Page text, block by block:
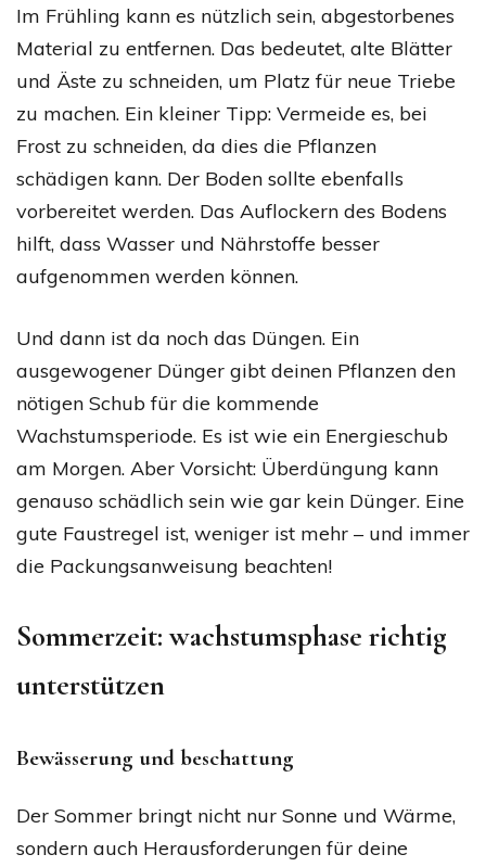
Im Frühling kann es nützlich sein, abgestorbenes
Material zu entfernen. Das bedeutet, alte Blätter
und Äste zu schneiden, um Platz für neue Triebe
zu machen. Ein kleiner Tipp: Vermeide es, bei
Frost zu schneiden, da dies die Pflanzen
schädigen kann. Der Boden sollte ebenfalls
vorbereitet werden. Das Auflockern des Bodens
hilft, dass Wasser und Nährstoffe besser
aufgenommen werden können.
Und dann ist da noch das Düngen. Ein
ausgewogener Dünger gibt deinen Pflanzen den
nötigen Schub für die kommende
Wachstumsperiode. Es ist wie ein Energieschub
am Morgen. Aber Vorsicht: Überdüngung kann
genauso schädlich sein wie gar kein Dünger. Eine
gute Faustregel ist, weniger ist mehr – und immer
die Packungsanweisung beachten!
Sommerzeit: wachstumsphase richtig
unterstützen
Bewässerung und beschattung
Der Sommer bringt nicht nur Sonne und Wärme,
sondern auch Herausforderungen für deine